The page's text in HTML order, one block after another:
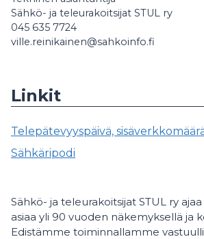
Sähkö- ja teleurakoitsijat STUL ry
045 635 7724
ville.reinikainen@sahkoinfo.fi
Linkit
Telepätevyyspäivä,
Sähkäripodi
Sähkö- ja teleurakoitsijat STUL ry
asiaa yli 90 vuoden näkemyksellä ja
Edistämme toiminnallamme